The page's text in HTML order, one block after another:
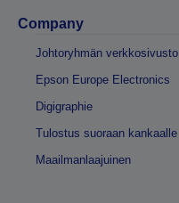
Company
Johtoryhmän verkkosivusto
Epson Europe Electronics
Digigraphie
Tulostus suoraan kankaalle
Maailmanlaajuinen